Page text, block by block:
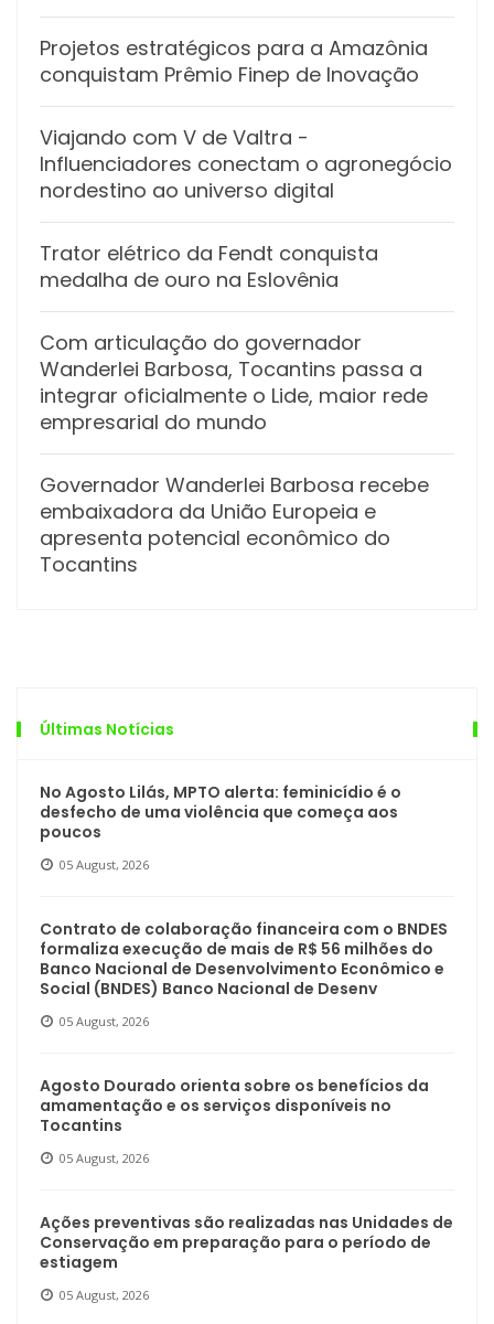
Projetos estratégicos para a Amazônia
conquistam Prêmio Finep de Inovação
Viajando com V de Valtra -
Influenciadores conectam o agronegócio
nordestino ao universo digital
Trator elétrico da Fendt conquista
medalha de ouro na Eslovênia
Com articulação do governador
Wanderlei Barbosa, Tocantins passa a
integrar oficialmente o Lide, maior rede
empresarial do mundo
Governador Wanderlei Barbosa recebe
embaixadora da União Europeia e
apresenta potencial econômico do
Tocantins
Últimas Notícias
No Agosto Lilás, MPTO alerta: feminicídio é o
desfecho de uma violência que começa aos
poucos
05 August, 2026
Contrato de colaboração financeira com o BNDES
formaliza execução de mais de R$ 56 milhões do
Banco Nacional de Desenvolvimento Econômico e
Social (BNDES) Banco Nacional de Desenv
05 August, 2026
Agosto Dourado orienta sobre os benefícios da
amamentação e os serviços disponíveis no
Tocantins
05 August, 2026
Ações preventivas são realizadas nas Unidades de
Conservação em preparação para o período de
estiagem
05 August, 2026